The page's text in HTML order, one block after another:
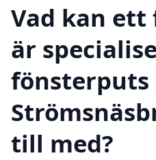
Vad kan ett
är
fönsterputs
till med?